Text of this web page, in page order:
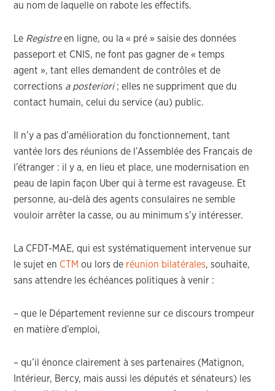
au nom de laquelle on rabote les effectifs.
Le Registreen ligne, ou la « pré » saisie des données
passeport et CNIS, ne font pas gagner de « temps
agent », tant elles demandent de contrôles et de
corrections a posteriori; elles ne suppriment que du
contact humain, celui du service (au) public.
Il n’y a pas d’amélioration du fonctionnement, tant
vantée lors des réunions de l’Assemblée des Français de
l’étranger : il y a, en lieu et place, une modernisation en
peau de lapin façon Uber qui à terme est ravageuse. Et
personne, au-delà des agents consulaires ne semble
vouloir arrêter la casse, ou au minimum s’y intéresser.
La CFDT-MAE, qui est systématiquement intervenue sur
le sujet en CTM ou lors de réunion bilatérales, souhaite,
sans attendre les échéances politiques à venir :
– que le Département revienne sur ce discours trompeur
en matière d’emploi,
– qu’il énonce clairement à ses partenaires (Matignon,
Intérieur, Bercy, mais aussi les députés et sénateurs) les